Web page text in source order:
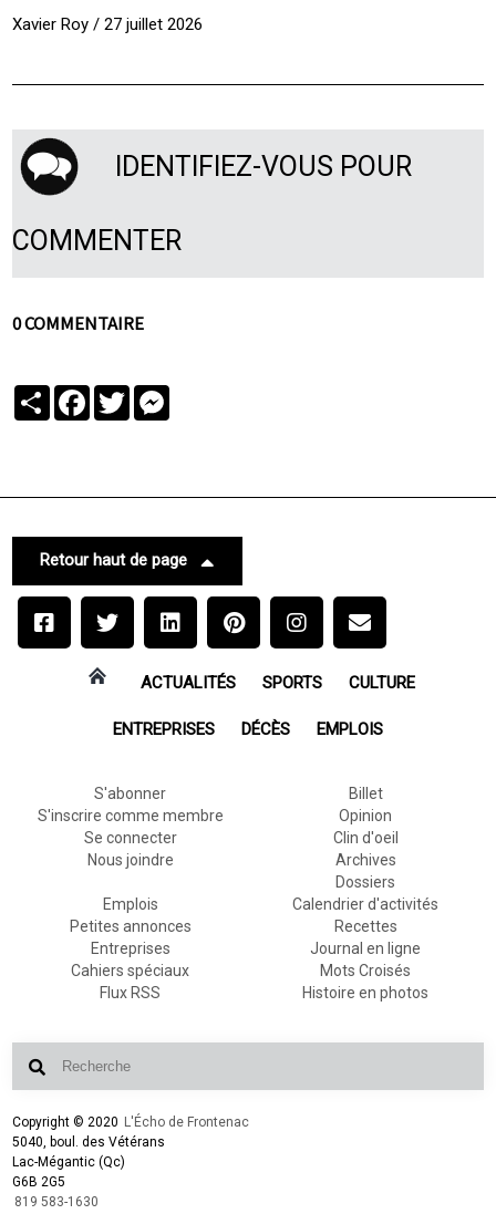
Xavier Roy / 27 juillet 2026
IDENTIFIEZ-VOUS POUR
COMMENTER
0 COMMENTAIRE
PartagerFacebook
Twitter
Retour haut de page
ACTUALITÉS SPORTS CULTURE
ENTREPRISES DÉCÈS EMPLOIS
S'abonner
S'inscrire comme membre
Se connecter
Nous joindre
Billet
Opinion
Clin d'oeil
Archives
Dossiers
Emplois
Petites annonces
Entreprises
Cahiers spéciaux
Flux RSS
Calendrier d'activités
Recettes
Journal en ligne
Mots Croisés
Histoire en photos
Copyright © 2020 L'Écho de Frontenac
5040, boul. des Vétérans
Lac-Mégantic (Qc)
G6B 2G5
819 583-1630